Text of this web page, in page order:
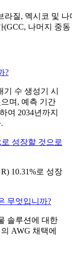
라질, 멕시코 및
(GCC, 나머지 중
?
기 수 생성기 시
며, 예측 기간
여 2034년까지
성장할 것으로
10.31%로 성장
무엇입니까?
솔루션에 대한
AWG 채택에